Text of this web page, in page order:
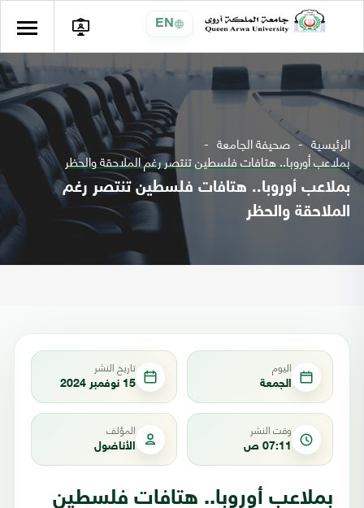
EN
الرئيسية صحيفة الجامعة
بملاعب أوروبا.. هتافات فلسطين تنتصر رغم الملاحقة والحظر
بملاعب أوروبا.. هتافات فلسطين تنتصر رغم
الملاحقة والحظر
اليوم
الجمعة
تاريخ النشر
15 نوفمبر 2024
وقت النشر
07:11 ص
المؤلف
الأناضول
بملاعب أوروبا.. هتافات فلسطين